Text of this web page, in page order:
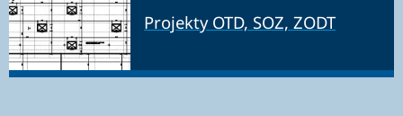
Projekty OTD, SOZ, ZODT